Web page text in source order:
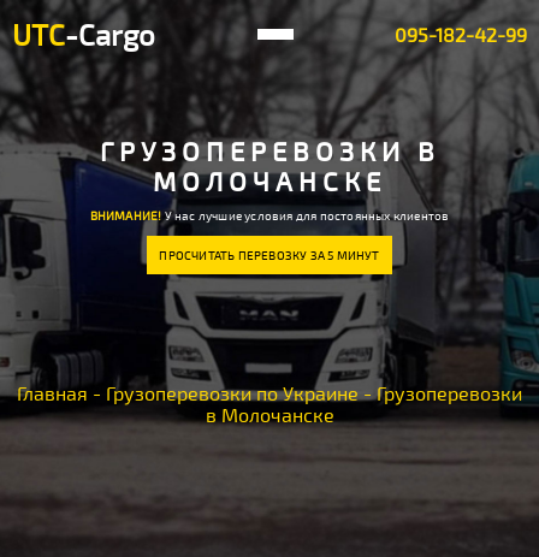
UTC-Cargo 095-182-42-99
ГРУЗОПЕРЕВОЗКИ В
МОЛОЧАНСКЕ
ВНИМАНИЕ!У нас лучшие условия для постоянных клиентов
ПРОСЧИТАТЬ ПЕРЕВОЗКУ ЗА 5 МИНУТ
Главная - Грузоперевозки по Украине -Грузоперевозки
в Молочанске